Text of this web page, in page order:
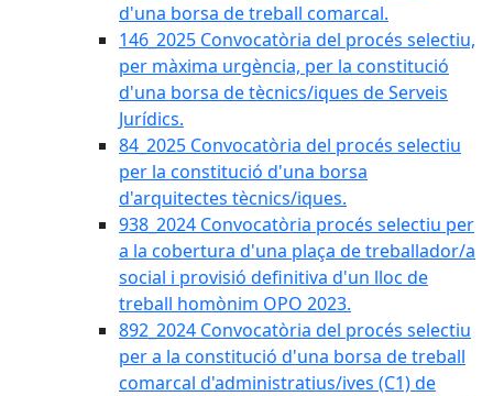
d'una borsa de treball comarcal.
146_2025 Convocatòria del procés selectiu,
per màxima urgència, per la constitució
d'una borsa de tècnics/iques de Serveis
Jurídics.
84_2025 Convocatòria del procés selectiu
per la constitució d'una borsa
d'arquitectes tècnics/iques.
938_2024 Convocatòria procés selectiu per
a la cobertura d'una plaça de treballador/a
social i provisió definitiva d'un lloc de
treball homònim OPO 2023.
892_2024 Convocatòria del procés selectiu
per a la constitució d'una borsa de treball
comarcal d'administratius/ives (C1) de